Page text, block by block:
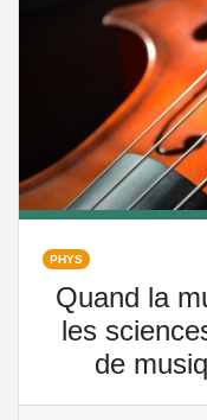
PHYS
Quand la
les
de